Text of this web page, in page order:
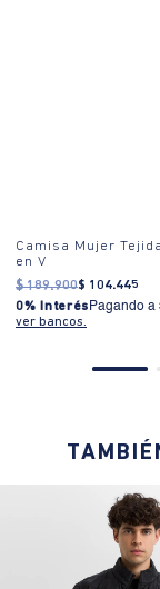
Camisa Mujer
en V
$ 189.900$ 104.445
0% InterésPagando a
ver bancos.